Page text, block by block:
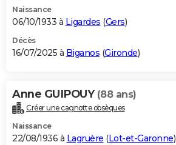
Naissance
06/10/1933 à Ligardes (Gers)
Décès
16/07/2025 à Biganos (Gironde)
Anne GUIPOUY (88 ans)
Créer une cagnotte obsèques
Naissance
22/08/1936 à Lagruère (Lot-et-Garonne)